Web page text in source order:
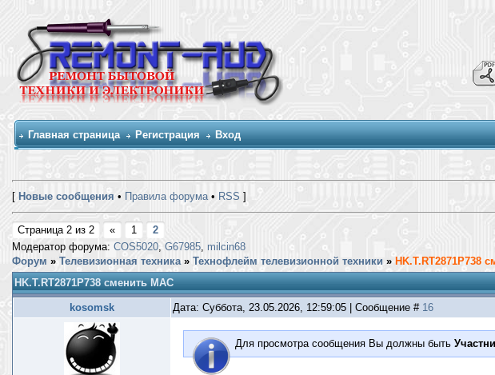
Главная страница Регистрация Вход
[ Новые сообщения • Правила форума• RSS ]
Страница 2 из 2 « 1
2
Модератор форума: COS5020, G67985, milcin68
Форум » Телевизионная техника » Технофлейм телевизионной техники » HK.T.RT2871P738
HK.T.RT2871P738 сменить MAC
kosomsk Дата: Суббота, 23.05.2026, 12:59:05 | Сообщение # 16
Для просмотра сообщения Вы должны быть